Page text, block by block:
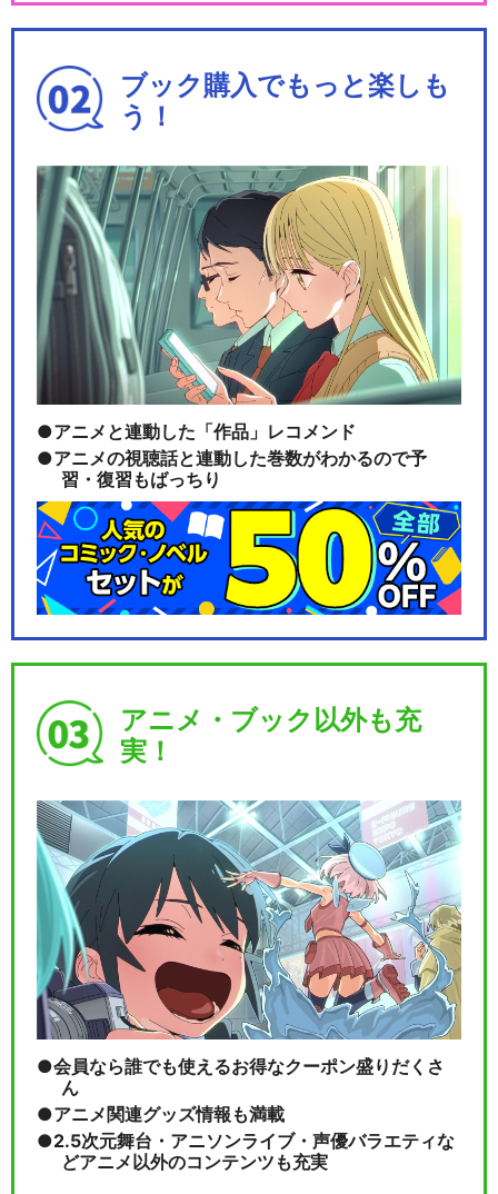
ブック購入でもっと楽しも
う！
アニメと連動した「作品」レコメンド
アニメの視聴話と連動した巻数がわかるので予
習・復習もばっちり
アニメ・ブック以外も充
実！
会員なら誰でも使えるお得なクーポン盛りだくさ
ん
アニメ関連グッズ情報も満載
2.5次元舞台・アニソンライブ・声優バラエティな
どアニメ以外のコンテンツも充実